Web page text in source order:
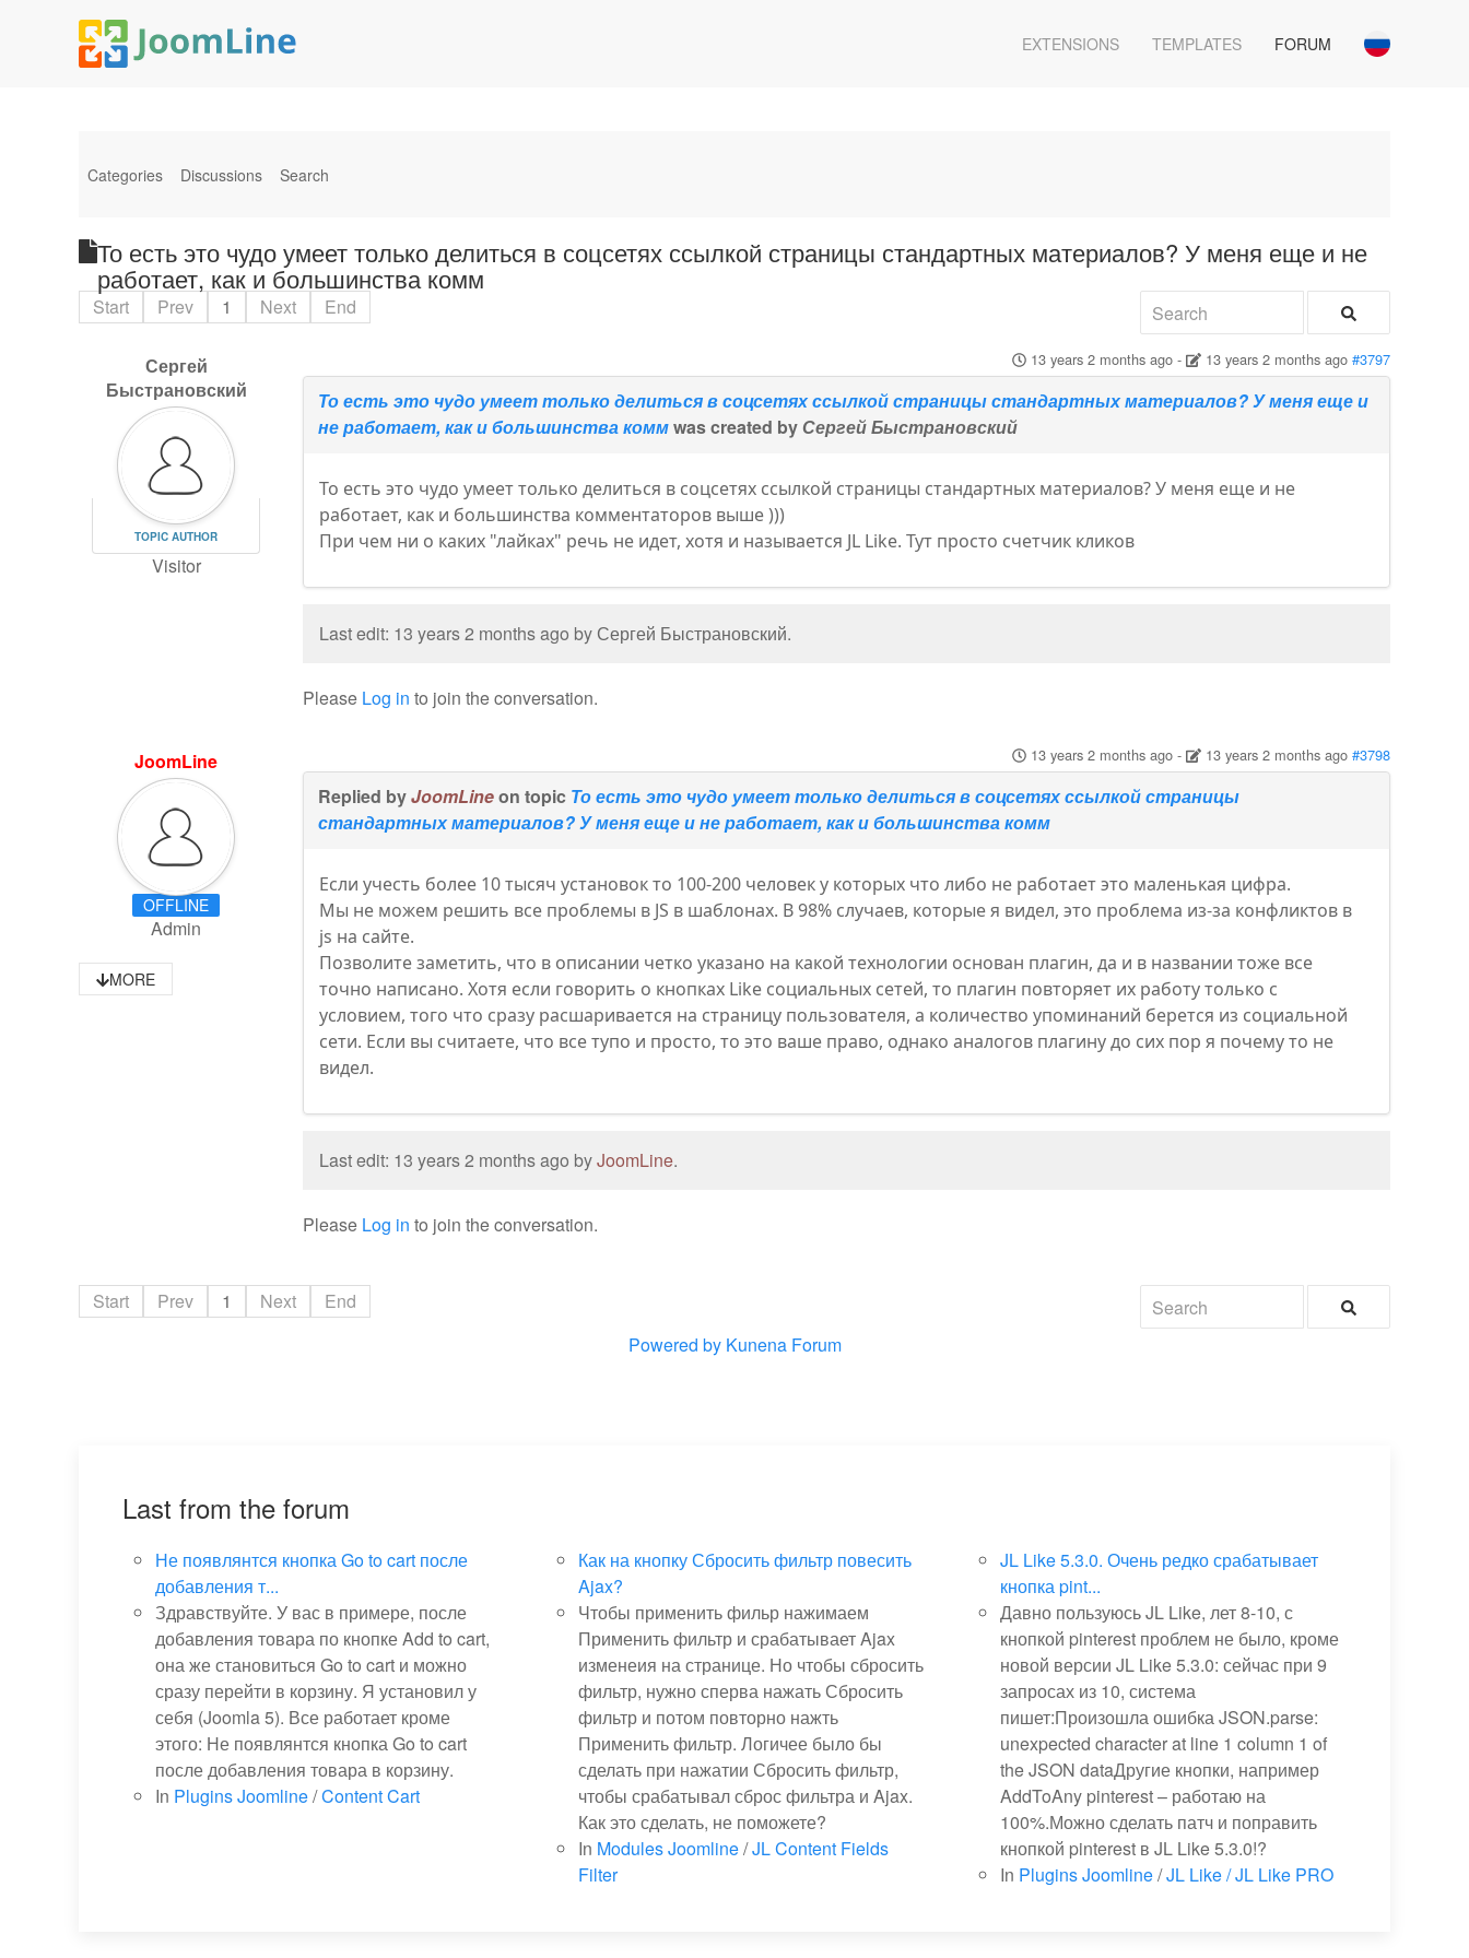
EXTENSIONS TEMPLATES FORUM
Categories Discussions Search
То есть это чудо умеет только делиться в соцсетях ссылкой страницы стандартных материалов? У меня еще и не
работает, как и большинства комм
Start Prev 1 Next End
Сергей
Быстрановский
TOPIC AUTHOR
Visitor
13 years 2 months ago- 13 years 2 months ago #3797
То есть это чудо умеет только делиться в соцсетях ссылкой страницы стандартных материалов? У меня еще и
не работает, как и большинства коммwas created byСергей Быстрановский
То есть это чудо умеет только делиться в соцсетях ссылкой страницы стандартных материалов? У меня еще и не
работает, как и большинства комментаторов выше )))
При чем ни о каких "лайках" речь не идет, хотя и называется JL Like. Тут просто счетчик кликов
Last edit: 13 years 2 months ago by Сергей Быстрановский.
Please Log in to join the conversation.
JoomLine
OFFLINE
Admin
MORE
13 years 2 months ago- 13 years 2 months ago #3798
Replied byJoomLineon topic То есть это чудо умеет только делиться в соцсетях ссылкой страницы
стандартных материалов? У меня еще и не работает, как и большинства комм
Если учесть более 10 тысяч установок то 100-200 человек у которых что либо не работает это маленькая цифра.
Мы не можем решить все проблемы в JS в шаблонах. В 98% случаев, которые я видел, это проблема из-за конфликтов в
js на сайте.
Позволите заметить, что в описании четко указано на какой технологии основан плагин, да и в названии тоже все
точно написано. Хотя если говорить о кнопках Like социальных сетей, то плагин повторяет их работу только с
условием, того что сразу расшаривается на страницу пользователя, а количество упоминаний берется из социальной
сети. Если вы считаете, что все тупо и просто, то это ваше право, однако аналогов плагину до сих пор я почему то не
видел.
Last edit: 13 years 2 months ago byJoomLine.
Please Log in to join the conversation.
Start Prev 1 Next
End
Powered by Kunena Forum
Last from the forum
Не появлянтся кнопка Go to cart после
добавления т...
Здравствуйте. У вас в примере, после
добавления товара по кнопке Add to cart,
она же становиться Go to cart и можно
сразу перейти в корзину. Я установил у
себя (Joomla 5). Все работает кроме
этого: Не появлянтся кнопка Go to cart
после добавления товара в корзину.
In Plugins Joomline/Content Cart
Как на кнопку Сбросить фильтр повесить
Ajax?
Чтобы применить фильр нажимаем
Применить фильтр и срабатывает Ajax
изменеия на странице. Но чтобы сбросить
фильтр, нужно сперва нажать Сбросить
фильтр и потом повторно нажть
Применить фильтр. Логичее было бы
сделать при нажатии Сбросить фильтр,
чтобы срабатывал сброс фильтра и Ajax.
Как это сделать, не поможете?
In Modules Joomline/JL Content Fields
Filter
JL Like 5.3.0. Очень редко срабатывает
кнопка pint...
Давно пользуюсь JL Like, лет 8-10, с
кнопкой pinterest проблем не было, кроме
новой версии JL Like 5.3.0: сейчас при 9
запросах из 10, система
пишет:Произошла ошибка JSON.parse:
unexpected character at line 1 column 1 of
the JSON dataДругие кнопки, например
AddToAny pinterest – работаю на
100%.Можно сделать патч и поправить
кнопкой pinterest в JL Like 5.3.0!?
In Plugins Joomline/JL Like / JL Like PRO